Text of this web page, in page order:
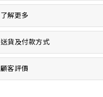
了解更多
送貨及付款方式
顧客評價